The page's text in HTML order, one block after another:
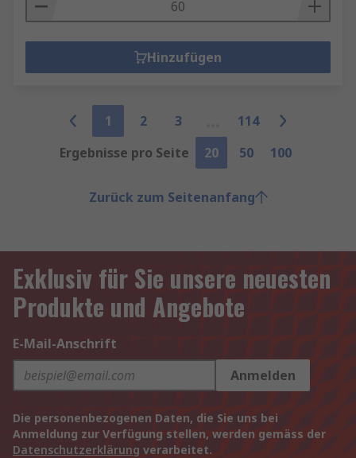
Hinzufügen
1 2 3
114
Ergebnisse pro Seite
20 50 100
Zurück zum Seitenanfang
Exklusiv für Sie unsere neuesten
Produkte und Angebote
E-Mail-Anschrift
Anmelden
Die personenbezogenen Daten, die Sie uns bei
Anmeldung zur Verfügung stellen, werden gemäss der
Datenschutzerklärung verarbeitet.